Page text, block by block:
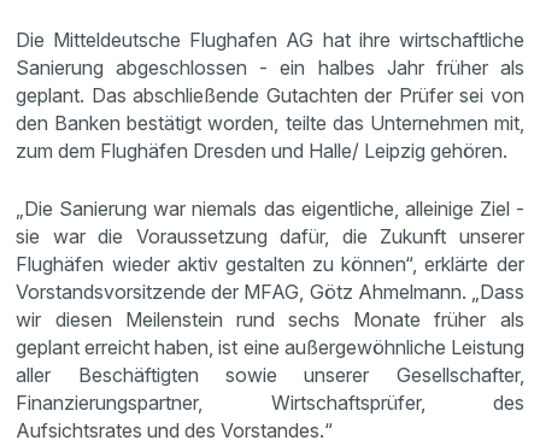
Die Mitteldeutsche Flughafen AG hat ihre wirtschaftliche
Sanierung abgeschlossen - ein halbes Jahr früher als
geplant. Das abschließende Gutachten der Prüfer sei von
den Banken bestätigt worden, teilte das Unternehmen mit,
zum dem Flughäfen Dresden und Halle/ Leipzig gehören.
„Die Sanierung war niemals das eigentliche, alleinige Ziel -
sie war die Voraussetzung dafür, die Zukunft unserer
Flughäfen wieder aktiv gestalten zu können“, erklärte der
Vorstandsvorsitzende der MFAG, Götz Ahmelmann. „Dass
wir diesen Meilenstein rund sechs Monate früher als
geplant erreicht haben, ist eine außergewöhnliche Leistung
aller Beschäftigten sowie unserer Gesellschafter,
Finanzierungspartner, Wirtschaftsprüfer, des
Aufsichtsrates und des Vorstandes.“